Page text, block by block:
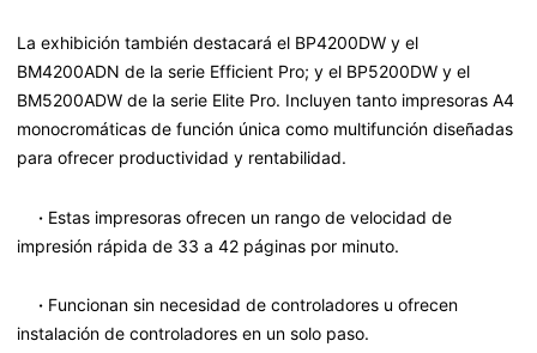
La exhibición también destacará el BP4200DW y el
BM4200ADN de la serie Efficient Pro; y el BP5200DW y el
BM5200ADW de la serie Elite Pro. Incluyen tanto impresoras A4
monocromáticas de función única como multifunción diseñadas
para ofrecer productividad y rentabilidad.
· Estas impresoras ofrecen un rango de velocidad de
impresión rápida de 33 a 42 páginas por minuto.
· Funcionan sin necesidad de controladores u ofrecen
instalación de controladores en un solo paso.